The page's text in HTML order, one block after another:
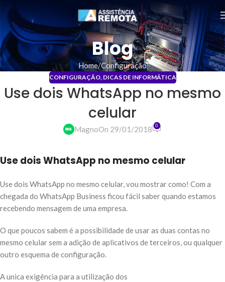
Blog
Home Configuração
CONFIGURAÇÃO, DICAS DE INFORMÁTICA
Use dois WhatsApp no mesmo
celular
MagnoOn 29/01/2018 0
Use dois WhatsApp no mesmo celular
Use dois WhatsApp no mesmo celular, vou mostrar como! Com a
chegada do WhatsApp Business ficou fácil saber quando estamos
recebendo mensagem de uma empresa.
O que poucos sabem é a possibilidade de usar as duas contas no
mesmo celular sem a adição de aplicativos de terceiros, ou qualquer
outro esquema de configuração.
A unica exigência para a utilização dos